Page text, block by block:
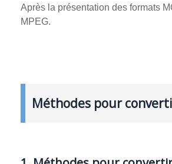
Après la présentation des formats
MPEG.
Méthodes pour